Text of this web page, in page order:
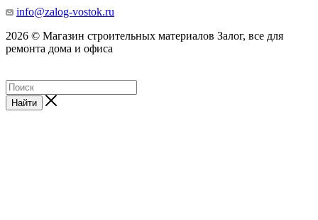
info@zalog-vostok.ru
2026 © Магазин строительных материалов Залог, все для
ремонта дома и офиса
Найти